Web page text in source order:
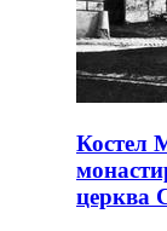
Костел
церква